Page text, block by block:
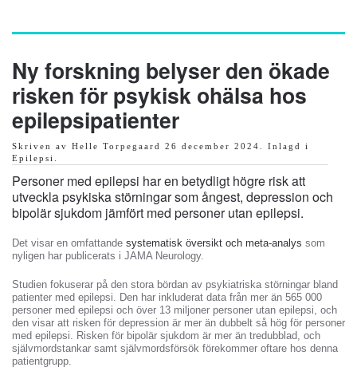
Skip
main
content
Ny forskning belyser den ökade
risken för psykisk ohälsa hos
epilepsipatienter
Skriven av Helle Torpegaard 26 december 2024
. Inlagd i
Epilepsi
Personer med epilepsi har en betydligt högre risk att
utveckla psykiska störningar som ångest, depression och
bipolär sjukdom jämfört med personer utan epilepsi.
Det visar en omfattande systematisk översikt och meta-analys som
nyligen har publicerats i JAMA Neurology.
Studien fokuserar på den stora bördan av psykiatriska störningar bland
patienter med epilepsi. Den har inkluderat data från mer än 565 000
personer med epilepsi och över 13 miljoner personer utan epilepsi, och
den visar att risken för depression är mer än dubbelt så hög för personer
med epilepsi. Risken för bipolär sjukdom är mer än tredubblad, och
självmordstankar samt självmordsförsök förekommer oftare hos denna
patientgrupp.